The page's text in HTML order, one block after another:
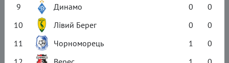
9
Динамо 0
0
10
Лівий Берег 0
0
11
Чорноморець 1
0